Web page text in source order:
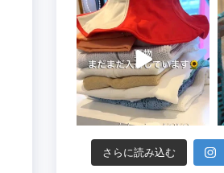
さらに読み込む